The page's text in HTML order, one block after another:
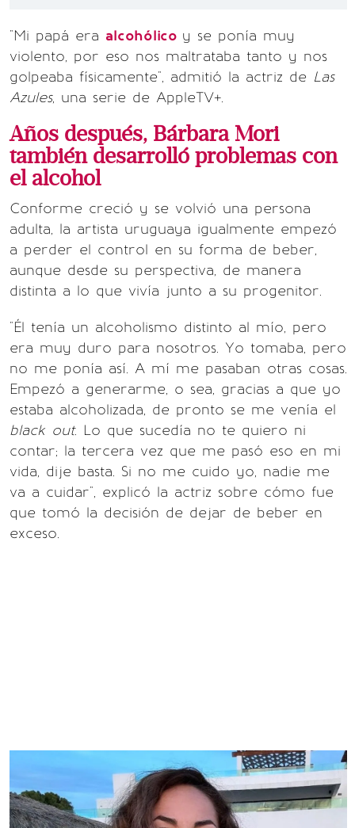
"Mi papá era alcohólico y se ponía muy
violento, por eso nos maltrataba tanto y nos
golpeaba físicamente", admitió la actriz de Las
Azules, una serie de AppleTV+.
Años después, Bárbara Mori
también desarrolló problemas con
el alcohol
Conforme creció y se volvió una persona
adulta, la artista uruguaya igualmente empezó
a perder el control en su forma de beber,
aunque desde su perspectiva, de manera
distinta a lo que vivía junto a su progenitor.
"Él tenía un alcoholismo distinto al mío, pero
era muy duro para nosotros. Yo tomaba, pero
no me ponía así. A mí me pasaban otras cosas.
Empezó a generarme, o sea, gracias a que yo
estaba alcoholizada, de pronto se me venía el
black out. Lo que sucedía no te quiero ni
contar; la tercera vez que me pasó eso en mi
vida, dije basta. Si no me cuido yo, nadie me
va a cuidar", explicó la actriz sobre cómo fue
que tomó la decisión de dejar de beber en
exceso.